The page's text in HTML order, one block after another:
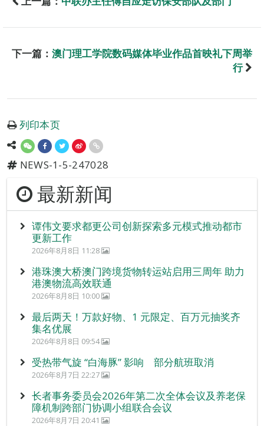
下一篇： 澳门理工学院数码媒体毕业作品首映礼下周举
行
列印本页
NEWS-1-5-247028
最新新闻
谭伟文要求都更公司创新探索多元模式推动都市
更新工作
2026年8月8日 11:28
港珠澳大桥澳门跨境货物转运站启用三周年 助力
港澳物流高效联通
2026年8月8日 10:00
最后两天！万款好物、1 元限定、百万元抽奖齐
集名优展
2026年8月8日 09:54
受热带气旋 “白海豚” 影响 部分航班取消
2026年8月7日 22:27
长者事务委员会2026年第二次全体会议及养老保
障机制跨部门协调小组联合会议
2026年8月7日 20:41